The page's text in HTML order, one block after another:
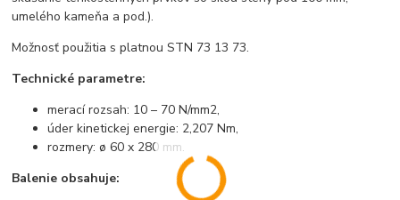
umelého kameňa a pod.).
Možnosť použitia s platnou STN 73 13 73.
Technické parametre:
merací rozsah: 10 – 70 N/mm2,
úder kinetickej energie: 2,207 Nm,
rozmery: ø 60 x 280 mm.
Balenie obsahuje: